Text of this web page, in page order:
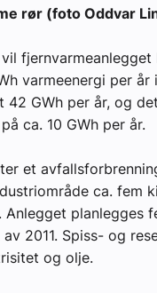
rør (foto Oddvar
fjernvarmeanlegget
varmeenergi per år
42 GWh per år, og
ca. 10 GWh per år.
et
ca. fem
Anlegget planlegges
2011. Spiss- og
og olje.